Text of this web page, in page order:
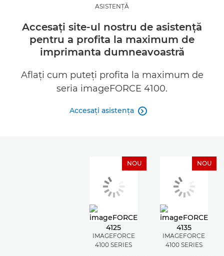
ASISTENŢĂ
Accesaţi site-ul nostru de asistenţă
pentru a profita la maximum de
imprimanta dumneavoastră
Aflaţi cum puteţi profita la maximum de
seria imageFORCE 4100.
Accesaţi asistenţa 
NOU
IMAGEFORCE
4100 SERIES
NOU
IMAGEFORCE
4100 SERIES